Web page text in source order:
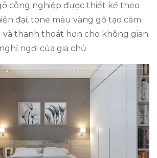
công nghiệp được thiết kế theo
đại, tone màu vàng gỗ tạo cảm
và thanh thoát hơn cho không gian
nghỉ ngơi của gia chủ